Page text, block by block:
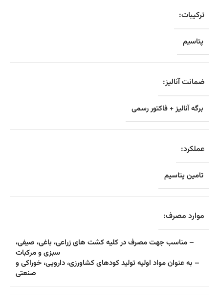
ترکیبات:
پتاسیم
ضمانت آنالیز:
برگه آنالیز + فاکتور رسمی
عملکرد:
تامین پتاسیم
موارد مصرف:
– مناسب جهت مصرف در کلیه کشت های زراعی، باغی، صیفی،
سبزی و مرکبات
– به عنوان مواد اولیه تولید کودهای کشاورزی، دارویی، خوراکی و
صنعتی